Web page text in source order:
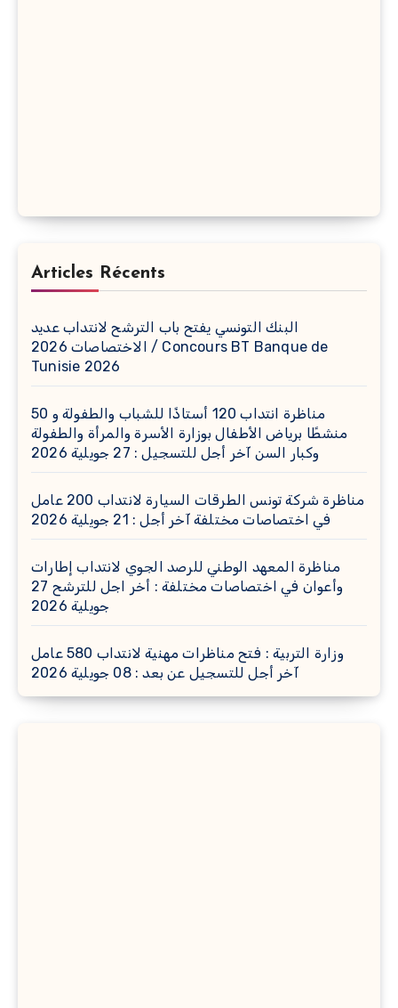
Articles Récents
البنك التونسي يفتح باب الترشح لانتداب عديد
الاختصاصات 2026 / Concours BT Banque de
Tunisie 2026
مناظرة انتداب 120 أستاذًا للشباب والطفولة و 50
منشطًا برياض الأطفال بوزارة الأسرة والمرأة والطفولة
وكبار السن آخر أجل للتسجيل : 27 جويلية 2026
مناظرة شركة تونس الطرقات السيارة لانتداب 200 عامل
في اختصاصات مختلفة آخر أجل : 21 جويلية 2026
مناظرة المعهد الوطني للرصد الجوي لانتداب إطارات
وأعوان في اختصاصات مختلفة : أخر اجل للترشح 27
جويلية 2026
وزارة التربية : فتح مناظرات مهنية لانتداب 580 عامل
آخر أجل للتسجيل عن بعد : 08 جويلية 2026